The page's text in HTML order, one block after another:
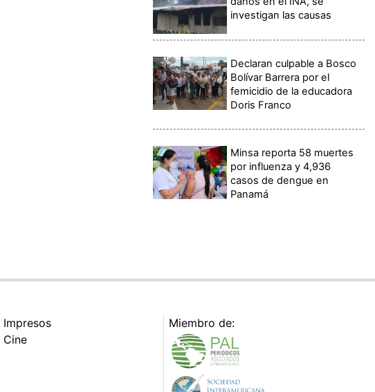
investigan las causas
Declaran culpable a Bosco
Bolívar Barrera por el
femicidio de la educadora
Doris Franco
Minsa reporta 58 muertes
por influenza y 4,936
casos de dengue en
Panamá
Impresos
Cine
Miembro de: